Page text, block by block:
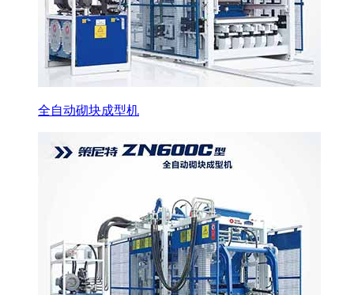
全自动砌块成型机